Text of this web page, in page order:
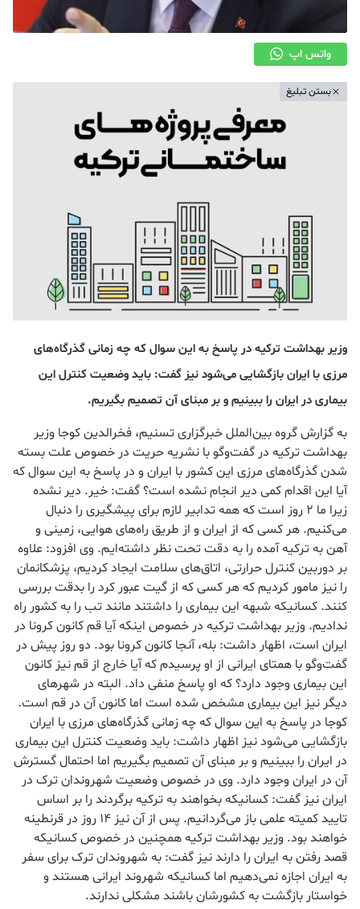
واتس اپ
بستن تبلیغ
وزیر بهداشت ترکیه در پاسخ به این سوال که چه زمانی گذرگاه‌های
مرزی با ایران بازگشایی می‌شود نیز گفت: باید وضعیت کنترل این
بیماری در ایران را ببینیم و بر مبنای آن تصمیم بگیریم.
به گزارش گروه بین‌الملل خبرگزاری تسنیم، فخرالدین کوجا وزیر
بهداشت ترکیه در گفت‌وگو با نشریه حریت در خصوص علت بسته
شدن گذرگاه‌های مرزی این کشور با ایران و در پاسخ به این سوال که
آیا این اقدام کمی دیر انجام نشده است؟ گفت: خیر. دیر نشده
زیرا ما 2 روز است که همه تدابیر لازم برای پیشگیری را دنبال
می‌کنیم. هر کسی که از ایران و از طریق راه‌های هوایی، زمینی و
آهن به ترکیه آمده را به دقت تحت نظر داشته‌ایم. وی افزود: علاوه
بر دوربین کنترل حرارتی، اتاق‌های سلامت ایجاد کردیم، پزشکانمان
را نیز مامور کردیم که هر کسی که از گیت عبور کرد را بدقت بررسی
کنند. کسانیکه شبهه این بیماری را داشتند مانند تب را به کشور راه
ندادیم. وزیر بهداشت ترکیه در خصوص اینکه آیا قم کانون کرونا در
ایران است، اظهار داشت: بله، آنجا کانون کرونا بود. دو روز پیش در
گفت‌وگو با همتای ایرانی از او پرسیدم که آیا خارج از قم نیز کانون
این بیماری وجود دارد؟ که او پاسخ منفی داد. البته در شهرهای
دیگر نیز این بیماری مشخص شده است اما کانون آن در قم است.
کوجا در پاسخ به این سوال که چه زمانی گذرگاه‌های مرزی با ایران
بازگشایی می‌شود نیز اظهار داشت: باید وضعیت کنترل این بیماری
در ایران را ببینیم و بر مبنای آن تصمیم بگیریم اما احتمال گسترش
آن در ایران وجود دارد. وی در خصوص وضعیت شهروندان ترک در
ایران نیز گفت: کسانیکه بخواهند به ترکیه برگردند را بر اساس
تایید کمیته علمی باز می‌گردانیم. پس از آن نیز 14 روز در قرنطینه
خواهند بود. وزیر بهداشت ترکیه همچنین در خصوص کسانیکه
قصد رفتن به ایران را دارند نیز گفت: به شهروندان ترک برای سفر
به ایران اجازه نمی‌دهیم اما کسانیکه شهروند ایرانی هستند و
خواستار بازگشت به کشورشان باشند مشکلی ندارند.